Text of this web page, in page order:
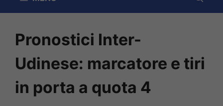
Pronostici Inter-
Udinese: marcatore e tiri
in porta a quota 4